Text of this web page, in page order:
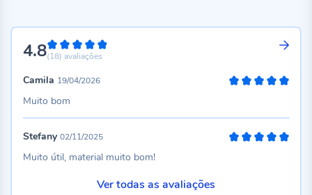
4.896%
(18) avaliações
Camila 19/04/2026
Muito bom
Stefany 02/11/2025
Muito útil, material muito bom!
Ver todas as avaliações